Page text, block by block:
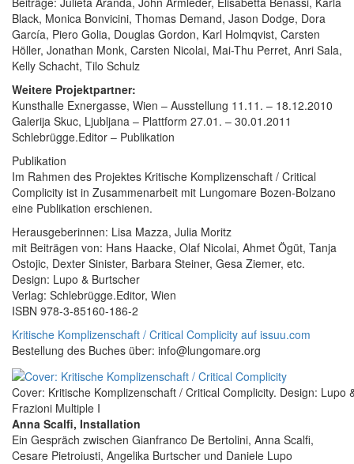
Black, Monica Bonvicini, Thomas Demand, Jason Dodge, Dora
García, Piero Golia, Douglas Gordon, Karl Holmqvist, Carsten
Höller, Jonathan Monk, Carsten Nicolai, Mai-Thu Perret, Anri Sala,
Kelly Schacht, Tilo Schulz
Weitere Projektpartner:
Kunsthalle Exnergasse, Wien – Ausstellung 11.11. – 18.12.2010
Galerija Skuc, Ljubljana – Plattform 27.01. – 30.01.2011
Schlebrügge.Editor – Publikation
Publikation
Im Rahmen des Projektes Kritische Komplizenschaft / Critical
Complicity ist in Zusammenarbeit mit Lungomare Bozen-Bolzano
eine Publikation erschienen.
Herausgeberinnen: Lisa Mazza, Julia Moritz
mit Beiträgen von: Hans Haacke, Olaf Nicolai, Ahmet Ögüt, Tanja
Ostojic, Dexter Sinister, Barbara Steiner, Gesa Ziemer, etc.
Design: Lupo & Burtscher
Verlag: Schlebrügge.Editor, Wien
ISBN 978-3-85160-186-2
Kritische Komplizenschaft / Critical Complicity auf issuu.com
Bestellung des Buches über: info@lungomare.org
Cover: Kritische Komplizenschaft / Critical Complicity. Design: Lupo
Frazioni Multiple I
Anna Scalfi, Installation
Ein Gespräch zwischen Gianfranco De Bertolini, Anna Scalfi,
Cesare Pietroiusti, Angelika Burtscher und Daniele Lupo